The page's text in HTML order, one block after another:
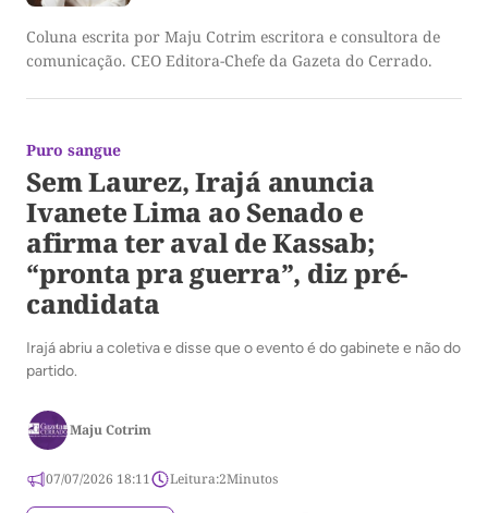
Coluna escrita por Maju Cotrim escritora e consultora de
comunicação. CEO Editora-Chefe da Gazeta do Cerrado.
Puro sangue
Sem Laurez, Irajá anuncia
Ivanete Lima ao Senado e
afirma ter aval de Kassab;
“pronta pra guerra”, diz pré-
candidata
Irajá abriu a coletiva e disse que o evento é do gabinete e não do
partido.
Maju Cotrim
07/07/2026 18:11 Leitura:2Minutos